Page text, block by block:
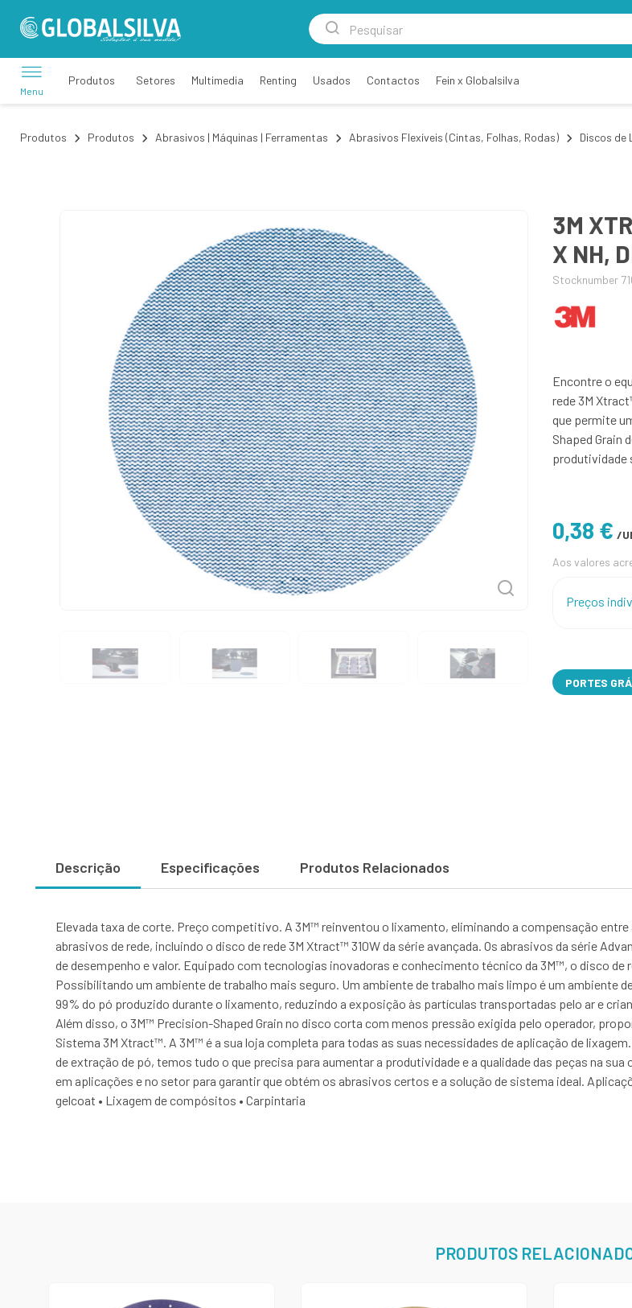
Menu
Produtos Setores Multimedia Renting Usados Contactos Fein x Globalsilva
Produtos Produtos Abrasivos | Máquinas | Ferramentas Abrasivos Flexíveis (Cintas, Folhas, Rodas) Discos de
3M
X NH,
Stocknumber
Encontre o
rede 3M
que permite
Shaped Grain
produtividade
0,38 € /
Aos valores
Preços
PORTES
Descrição Especificações Produtos Relacionados
Elevada taxa de corte. Preço competitivo. A 3M™ reinventou o lixamento, eliminando a compensação
abrasivos de rede, incluindo o disco de rede 3M Xtract™ 310W da série avançada. Os abrasivos da série
de desempenho e valor. Equipado com tecnologias inovadoras e conhecimento técnico da 3M™, o disco
Possibilitando um ambiente de trabalho mais seguro. Um ambiente de trabalho mais limpo é um ambiente
99% do pó produzido durante o lixamento, reduzindo a exposição às partículas transportadas pelo ar e
Além disso, o 3M™ Precision-Shaped Grain no disco corta com menos pressão exigida pelo operador,
Sistema 3M Xtract™. A 3M™ é a sua loja completa para todas as suas necessidades de aplicação de
de extração de pó, temos tudo o que precisa para aumentar a produtividade e a qualidade das peças na
em aplicações e no setor para garantir que obtém os abrasivos certos e a solução de sistema ideal.
gelcoat • Lixagem de compósitos • Carpintaria
PRODUTOS